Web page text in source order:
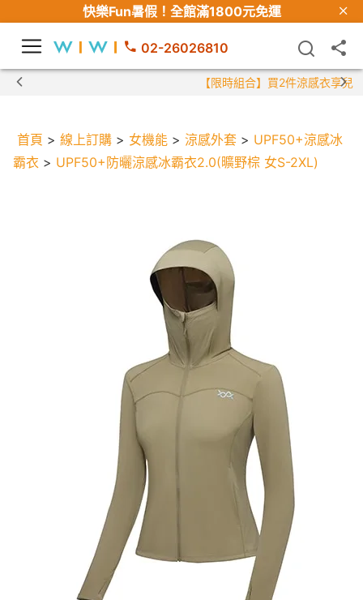
快樂Fun暑假！ 全館滿1800元免運
02-26026810
【限時組合】買2件涼感衣享兒童半價
首頁 > 線上訂購 > 女機能 > 涼感外套 > UPF50+涼感冰
霸衣 > UPF50+防曬涼感冰霸衣2.0(曠野棕 女S-2XL)